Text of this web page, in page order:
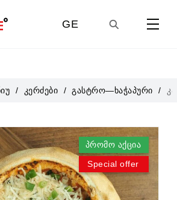
GE
RU
კერძები გასტრო—ხაჭაპური
პრომო აქცია
Special offer